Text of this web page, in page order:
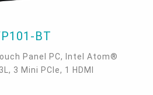
BT
Panel PC, Intel Atom®
3 Mini PCIe, 1 HDMI